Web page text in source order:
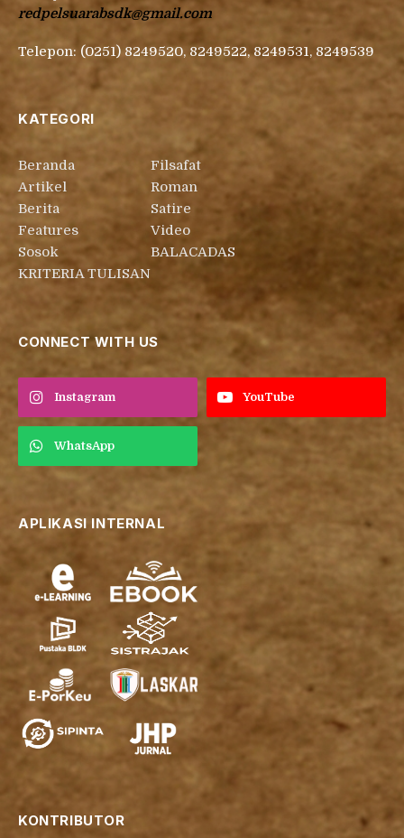
redpelsuarabsdk@gmail.com
Telepon: (0251) 8249520, 8249522, 8249531, 8249539
KATEGORI
Beranda
Artikel
Berita
Features
Sosok
KRITERIA TULISAN
Filsafat
Roman
Satire
Video
BALACADAS
CONNECT WITH US
Instagram YouTube
WhatsApp
APLIKASI INTERNAL
KONTRIBUTOR